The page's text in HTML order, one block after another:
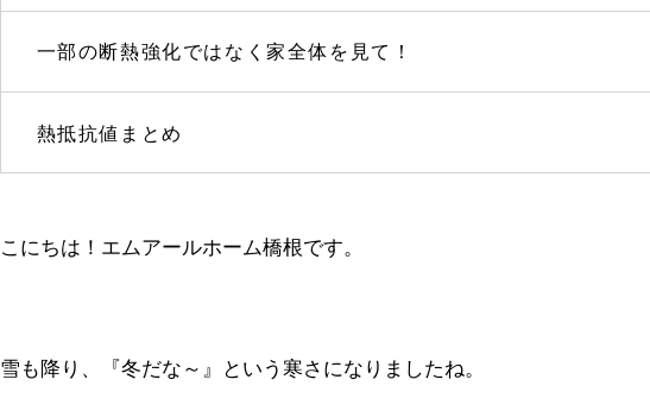
一部の断熱強化ではなく家全体を見て！
熱抵抗値まとめ
こにちは！エムアールホーム橋根です。
雪も降り、『冬だな～』という寒さになりましたね。